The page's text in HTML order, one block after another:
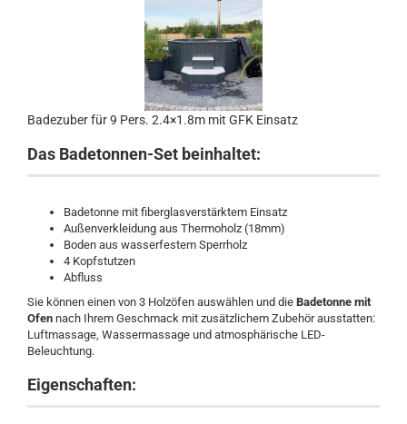
Badezuber für 9 Pers. 2.4×1.8m mit GFK Einsatz
Das Badetonnen-Set beinhaltet:
Badetonne mit fiberglasverstärktem Einsatz
Außenverkleidung aus Thermoholz (18mm)
Boden aus wasserfestem Sperrholz
4 Kopfstutzen
Abfluss
Sie können einen von 3 Holzöfen auswählen und die Badetonne mit
Ofen nach Ihrem Geschmack mit zusätzlichem Zubehör ausstatten:
Luftmassage, Wassermassage und atmosphärische LED-
Beleuchtung.
Eigenschaften: